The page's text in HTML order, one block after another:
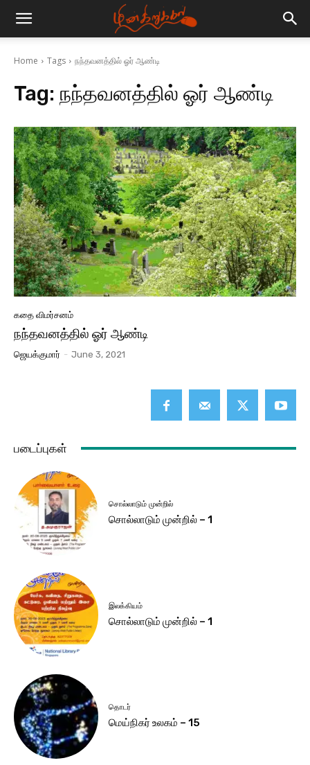
Home Tags நந்தவனத்தில் ஓர் ஆண்டி
Tag: நந்தவனத்தில் ஓர் ஆண்டி
கதை விமர்சனம்
நந்தவனத்தில் ஓர் ஆண்டி
ஜெயக்குமார் - June 3, 2021
படைப்புகள்
சொல்லாடும் முன்றில்
சொல்லாடும் முன்றில் – 1
இலக்கியம்
சொல்லாடும் முன்றில் – 1
தொடர்
மெய்நிகர் உலகம் – 15